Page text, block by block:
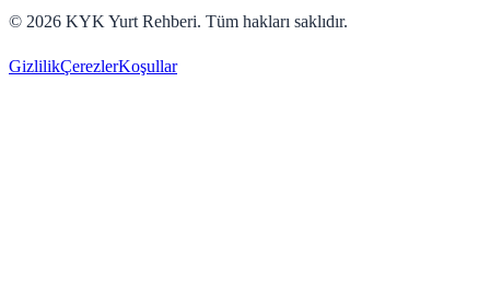
© 2026 KYK Yurt Rehberi. Tüm hakları saklıdır.
GizlilikÇerezlerKoşullar